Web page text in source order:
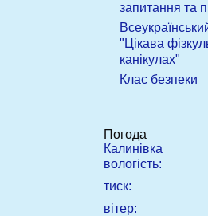
запитання та
"Цікава
канікулах"
Клас безпеки
Погода
Калинівка
вологість:
тиск:
вітер: